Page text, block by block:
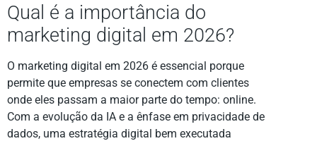
Qual é a importância do
marketing digital em 2026?
O marketing digital em 2026 é essencial porque
permite que empresas se conectem com clientes
onde eles passam a maior parte do tempo: online.
Com a evolução da IA e a ênfase em privacidade de
dados, uma estratégia digital bem executada